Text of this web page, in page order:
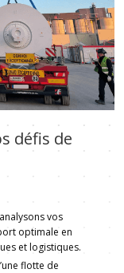
défis de
vos
optimale en
et logistiques.
flotte de